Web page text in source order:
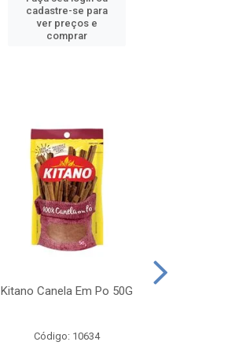
cadastre-se para
ver preços e
comprar
Kitano Canela Em Po 50G
Código: 10634